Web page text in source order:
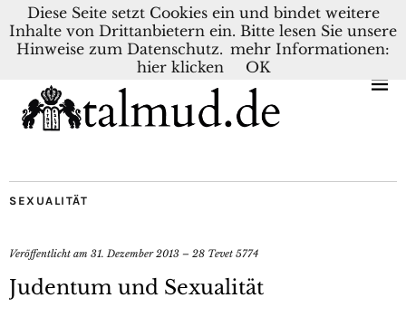
KONTAKT BLOG DEUTSCH NEDERLANDS
SEXUALITÄT
Veröffentlicht am 31. Dezember 2013 – 28 Tevet 5774
Judentum und Sexualität
Diese Seite setzt Cookies ein und bindet weitere
Inhalte von Drittanbietern ein. Bitte lesen Sie unsere
Hinweise zum Datenschutz. mehr Informationen:
hier klicken
OK